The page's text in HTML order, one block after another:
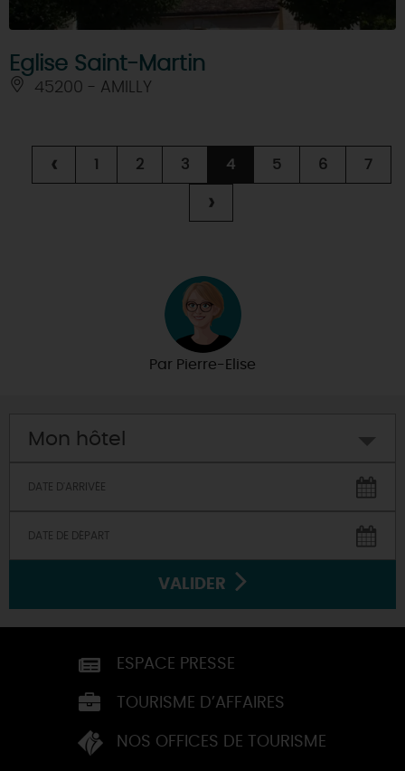
Eglise Saint-Martin
45200 - AMILLY
‹ 1 2 3 4 5 6 7
›
Par Pierre-Elise
Mon hôtel
VALIDER
ESPACE PRESSE
TOURISME D’AFFAIRES
NOS OFFICES DE TOURISME